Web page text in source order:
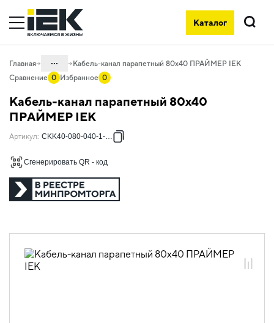
Каталог
Поиск
Главная ...
05. Системы для прокладки кабеля
05.01 Кабель-каналы пластиковые
Кабель-канал парапетный 80х40 ПРАЙМЕР IEK
Сравнение 0 Избранное 0
Кабель-канал парапетный 80х40
ПРАЙМЕР IEK
Артикул: CKK40-080-040-1-K01
Сгенерировать QR - код